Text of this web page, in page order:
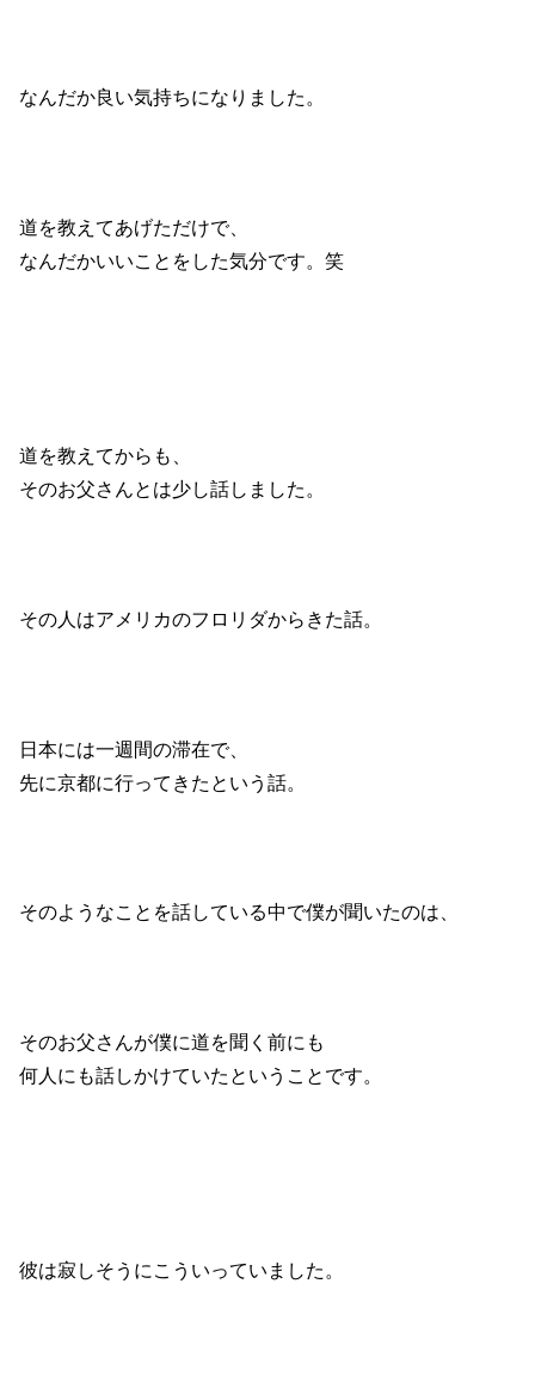
なんだか良い気持ちになりました。
道を教えてあげただけで、
なんだかいいことをした気分です。笑
道を教えてからも、
そのお父さんとは少し話しました。
その人はアメリカのフロリダからきた話。
日本には一週間の滞在で、
先に京都に行ってきたという話。
そのようなことを話している中で僕が聞いたのは、
そのお父さんが僕に道を聞く前にも
何人にも話しかけていたということです。
彼は寂しそうにこういっていました。